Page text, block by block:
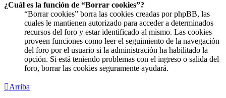
¿Cuál es la función de “Borrar cookies”?
“Borrar cookies” borra las cookies creadas por phpBB, las
cuales le mantienen autorizado para acceder a determinados
recursos del foro y estar identificado al mismo. Las cookies
proveen funciones como leer el seguimiento de la navegación
del foro por el usuario si la administración ha habilitado la
opción. Si está teniendo problemas con el ingreso o salida del
foro, borrar las cookies seguramente ayudará.
Arriba